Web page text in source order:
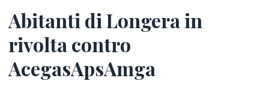
Abitanti di Longera in
rivolta contro
AcegasApsAmga